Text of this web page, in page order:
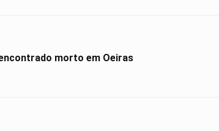
morto em Oeiras